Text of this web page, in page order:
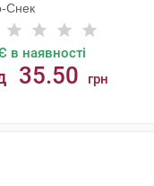
Снек
в наявності
35.50 грн